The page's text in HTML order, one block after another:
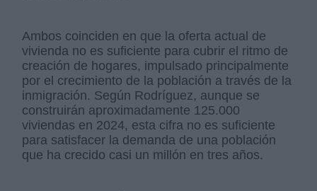
Ambos coinciden en que la oferta actual de
vivienda no es suficiente para cubrir el ritmo de
creación de hogares, impulsado principalmente
por el crecimiento de la población a través de la
inmigración. Según Rodríguez, aunque se
construirán aproximadamente 125.000
viviendas en 2024, esta cifra no es suficiente
para satisfacer la demanda de una población
que ha crecido casi un millón en tres años.